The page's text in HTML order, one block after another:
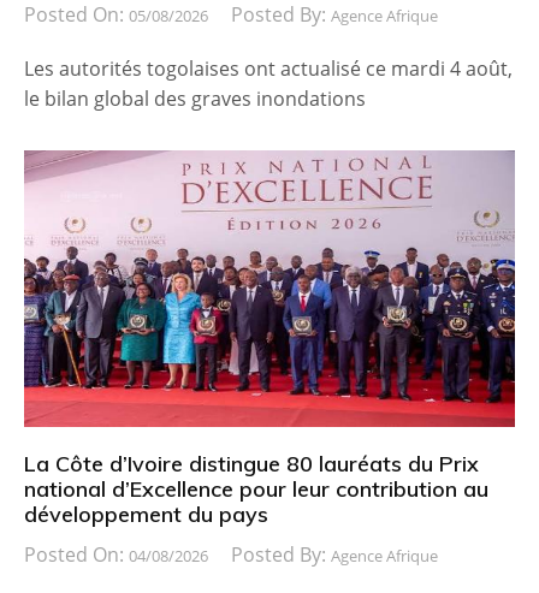
Posted On: 05/08/2026 Posted By: Agence Afrique
Les autorités togolaises ont actualisé ce mardi 4 août,
le bilan global des graves inondations
La Côte d’Ivoire distingue 80 lauréats du Prix
national d’Excellence pour leur contribution au
développement du pays
Posted On: 04/08/2026 Posted By: Agence Afrique